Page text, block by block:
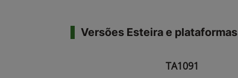
Versões Esteira e plataformas
TA1091